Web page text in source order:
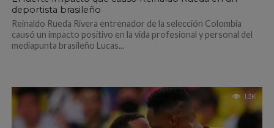
deportista brasileño
Reinaldo Rueda Rivera entrenador de la selección Colombia
causó un impacto positivo en la vida profesional y personal del
mediapunta brasileño Lucas...
1.3K